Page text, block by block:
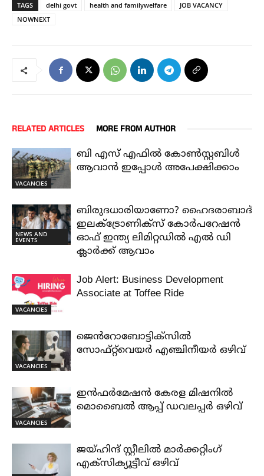
TAGS delhi govt health and familywelfare
JOB VACANCY
NOWNEXT
RELATED ARTICLES MORE FROM AUTHOR
VACANCIES
ബി എസ് എഫിൽ കോൺസ്റ്റബിൾ
ആവാൻ ഇപ്പോൾ അപേക്ഷിക്കാം
NEWS AND
EVENTS
ബിരുദധാരിയാണോ? ഹൈദരാബാദ്
ഇലക്ട്രോണിക്സ് കോർപറേഷൻ
ഓഫ് ഇന്ത്യ ലിമിറ്റഡിൽ എൽ ഡി
ക്ലാർക്ക് ആവാം
VACANCIES
Job Alert: Business Development
Associate at Toffee Ride
VACANCIES
ജെൻറോബോട്ടിക്സിൽ
സോഫ്റ്റ്‌വെയർ എഞ്ചിനീയർ ഒഴിവ്
VACANCIES
ഇൻഫർമേഷൻ കേരള മിഷനിൽ
മൊബൈൽ ആപ്പ് ഡവലപ്പർ ഒഴിവ്
ജയ്‌ഹിന്ദ്‌ സ്റ്റീലിൽ മാർക്കറ്റിംഗ്
എക്സിക്യൂട്ടീവ് ഒഴിവ്